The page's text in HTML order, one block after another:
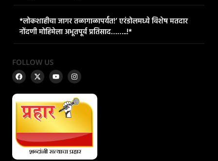
*लोकशाहीचा जागर तळागाळापर्यंत!’ एरंडोलमध्ये विशेष मतदार
नोंदणी मोहिमेला अभूतपूर्व प्रतिसाद……..!*
FOLLOW US